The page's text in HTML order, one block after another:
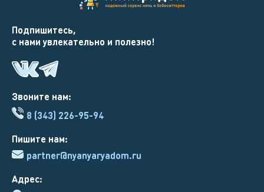
Адрес:
Звоните нам:
8 (343) 226-95-94
Пишите нам:
partner@nyanyaryadom.ru
Подпишитесь,
с нами увлекательно и полезно!